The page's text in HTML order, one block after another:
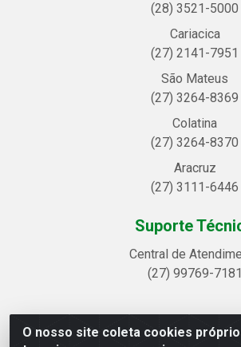
O nosso site coleta cookies
(28) 3521-5000
Cariacica
(27) 2141-7951
São Mateus
(27) 3264-8369
Colatina
(27) 3264-8370
Aracruz
(27) 3111-6446
Suporte
Central de
(27) 99769-7181
Linhavix Distribuidora LTDA - Avenida